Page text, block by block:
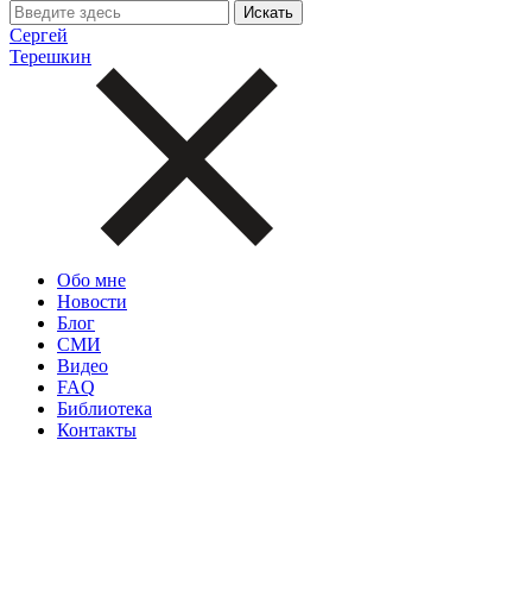
Сергей
Терешкин
Обо мне
Новости
Блог
СМИ
Видео
FAQ
Библиотека
Контакты